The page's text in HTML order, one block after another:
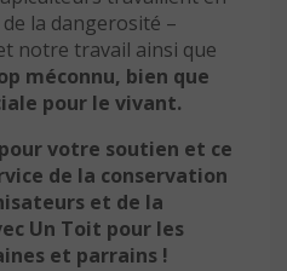
la dangerosité –
notre travail ainsi que
méconnu, bien que
pour le vivant.
votre soutien et ce
de la conservation
et de la
Un Toit pour les
et parrains !